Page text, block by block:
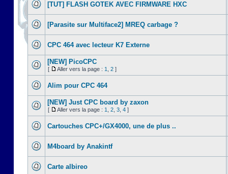
[TUT] FLASH GOTEK AVEC FIRMWARE HXC
[Parasite sur Multiface2] MREQ carbage ?
CPC 464 avec lecteur K7 Externe
[NEW] PicoCPC
[ Aller vers la page : 1 2 ]
Alim pour CPC 464
[NEW] Just CPC board by zaxon
[ Aller vers la page : 1 2 3 4 ]
Cartouches CPC+/GX4000, une de plus ..
M4board by Anakintf
Carte albireo